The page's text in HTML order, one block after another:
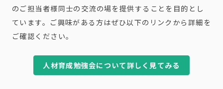
のご担当者様同士の交流の場を提供することを目的とし
ています。ご興味がある方はぜひ以下のリンクから詳細を
ご確認ください。
人材育成勉強会について詳しく見てみる